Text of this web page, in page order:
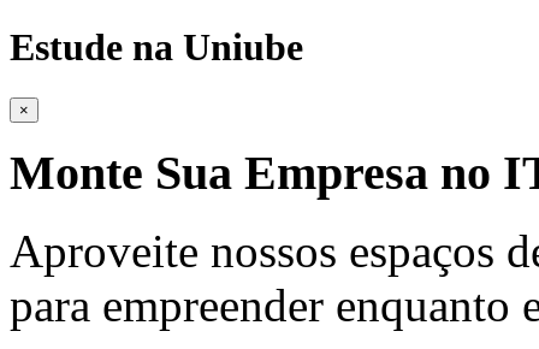
Estude na Uniube
×
Monte Sua Empresa no
Aproveite nossos espaços
para empreender enquanto